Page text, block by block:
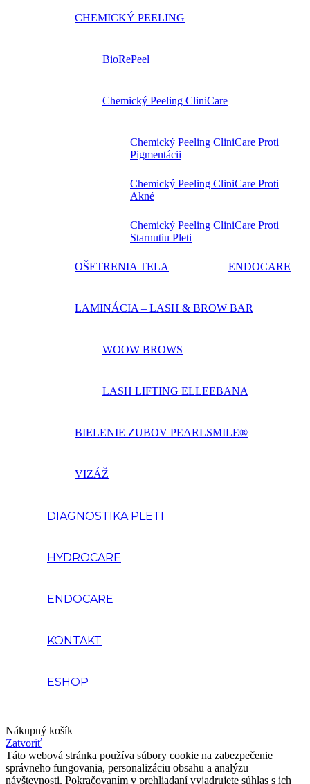
CHEMICKÝ PEELING
BioRePeel
Chemický Peeling CliniCare
Chemický Peeling CliniCare Proti
Pigmentácii
Chemický Peeling CliniCare Proti
Akné
Chemický Peeling CliniCare Proti
Starnutiu Pleti
OŠETRENIA TELA ENDOCARE
LAMINÁCIA – LASH & BROW BAR
WOOW BROWS
LASH LIFTING ELLEEBANA
BIELENIE ZUBOV PEARLSMILE®
VIZÁŽ
DIAGNOSTIKA PLETI
HYDROCARE
ENDOCARE
KONTAKT
ESHOP
Nákupný košík
Zatvoriť
Táto webová stránka používa súbory cookie na zabezpečenie
správneho fungovania, personalizáciu obsahu a analýzu
návštevnosti. Pokračovaním v prehliadaní vyjadrujete súhlas s ich